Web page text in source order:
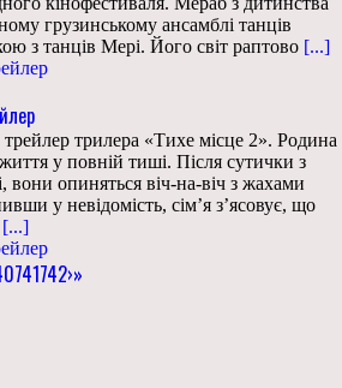
грузинському ансамблі танців
з танців Мері. Його світ раптово [...]
трилера «Тихе місце 2». Родина
у повній тиші. Після сутички з
вони опиняться віч-на-віч з жахами
у невідомість, сім’я з’ясовує, що
[...]
741742›»